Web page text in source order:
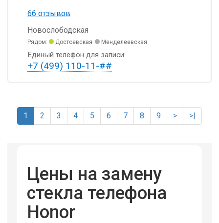
66 отзывов
Новослободская
Рядом: Достоевская Менделеевская
Единый телефон для записи:
+7 (499) 110-11-##
1 2 3 4 5 6 7 8 9 > >|
Цены на замену
стекла телефона
Honor